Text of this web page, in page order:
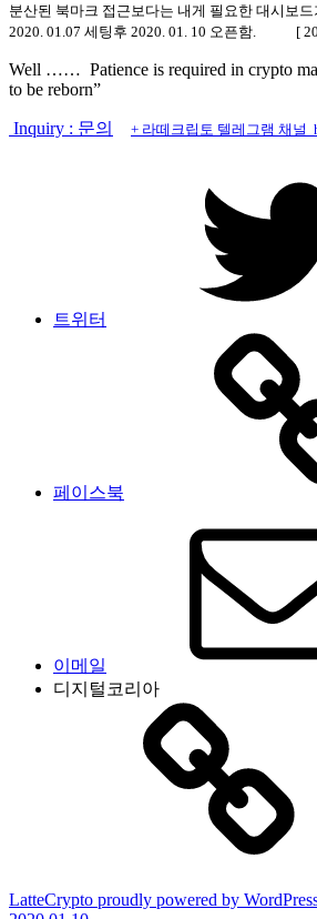
분산된 북마크 접근보다는 내게 필요한 대시보
2020. 01.07 세팅후 2020. 01. 10 오픈함. [
Well …… Patience is required in crypto
to be reborn”
Inquiry : 문의 + 라떼크립토 텔레그램 채널
트위터
페이스북
이메일
디지털코리아
LatteCrypto proudly powered by